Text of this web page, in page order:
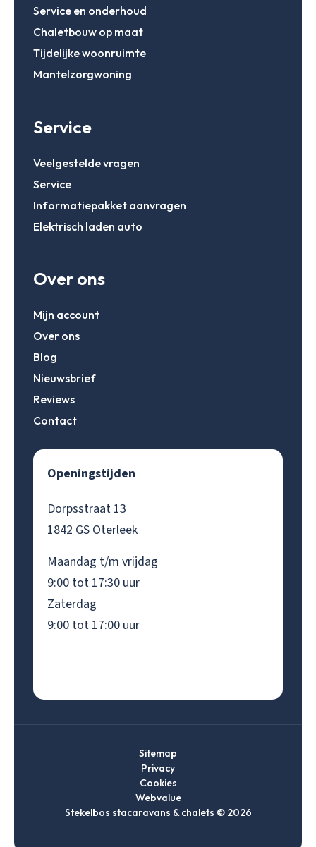
Service en onderhoud
Chaletbouw op maat
Tijdelijke woonruimte
Mantelzorgwoning
Service
Veelgestelde vragen
Service
Informatiepakket aanvragen
Elektrisch laden auto
Over ons
Mijn account
Over ons
Blog
Nieuwsbrief
Reviews
Contact
Openingstijden
Dorpsstraat 13
1842 GS Oterleek
Maandag t/m vrijdag
9:00 tot 17:30 uur
Zaterdag
9:00 tot 17:00 uur
Stekelbos stacaravans & chalets © 2026
Sitemap
Privacy
Cookies
Webvalue